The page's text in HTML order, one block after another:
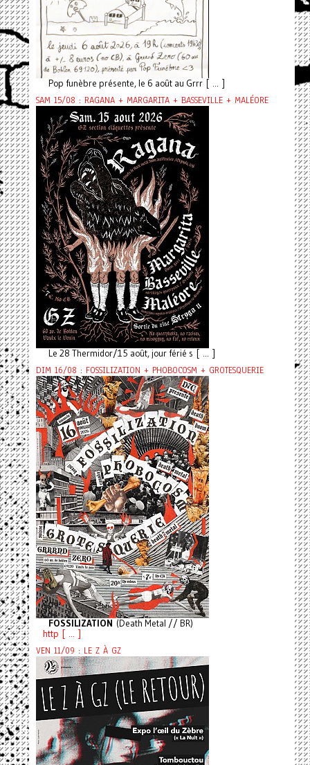
Pop funèbre présente, le 6 août au Grrr [ ... ]
SAM 15/08 : RAGANA + MARGARITA + BASSEVILLE + MALÉORE
Le 28 Thermidor/15 août, jour férié s [ ... ]
DIM 16/08 : FOSSILIZATION + PHOBOCOSM + GROTESQUERIE
FOSSILIZATION (Death Metal // BR)
http [ ... ]
VEN 11/09 : LE Z À GZ